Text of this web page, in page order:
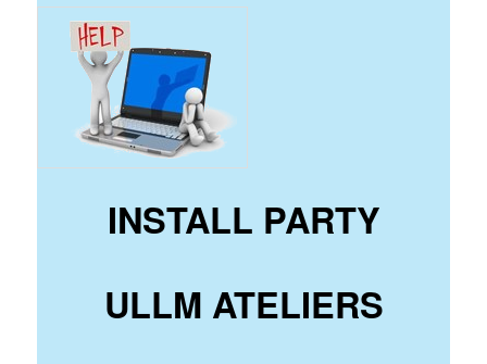
INSTALL PARTY
ULLM ATELIERS